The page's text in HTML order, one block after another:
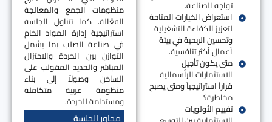
تواجه الصناعة.
استعراض الخيارات المتاحة
لتعزيز الكفاءة التشغيلية
وتحسين الربحية في بيئة
أعمال أكثر تنافسية.
متى يكون تأجيل
الاستثمارات الرأسمالية
قراراً استراتيجياً ومتى يصبح
مخاطرة؟
تقييم الأولويات
منظومات الجمع والمعالجة
الفعّالة. كما تتناول الجلسة
استراتيجية إدارة المواد الخام
في صناعة الصلب بما يشمل
التوازن بين الخردة والاختزال
المباشر والحديد المقولب على
الساخن وصولاً إلى بناء
منظومة عربية متكاملة
ومستدامة للخردة.
محاور الجلسة